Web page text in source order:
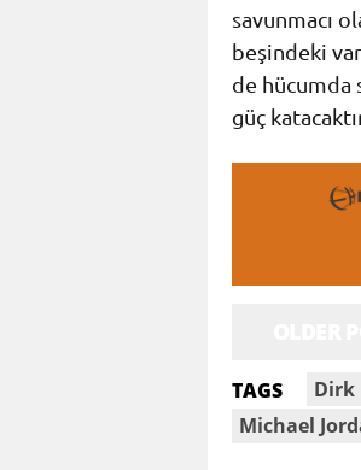
savunmacı
beşindeki
de hücumda
güç
TAGS Dirk
Michael